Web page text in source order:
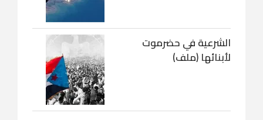
الشرعية في حضرموت
لأبنائها (ملف)